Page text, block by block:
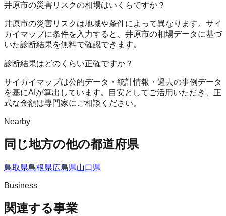
井原市の災害リスクの相場はいくらですか？
井原市の災害リスクは地域や条件によって異なります。サイ
ガイマップに条件を入力すると、井原市の相場データに基づ
いた診断結果を無料で確認できます。
診断結果はどのくらい正確ですか？
サイガイマップは公的データ・統計情報・過去の事例データ
を基にAIが算出しています。目安としてご活用いただき、正
式な金額は専門家にご相談ください。
Nearby
同じ地方の他の都道府県
鳥取県島根県広島県山口県
Business
関連する事業